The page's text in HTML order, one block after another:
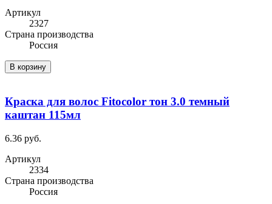
Артикул
2327
Cтрана производства
Россия
В корзину
Краска для волос Fitocolor тон 3.0 темный
каштан 115мл
6.36 руб.
Артикул
2334
Cтрана производства
Россия